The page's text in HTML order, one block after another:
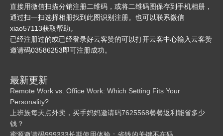
直接用微信扫描分销注册二维码，或将二维码图保存到手机相册，
通过扫一扫选择相册找到此图识别注册。也可以联系微信
xiao57113获取帮助。
已经注册过的或已经登录好云客赞的可以打开云客中心输入云客赞
邀请码03586253即可注册成功。
最新更新
Remote Work vs. Office Work: Which Setting Fits Your
Personality?
上班族每天点外卖，买手妈妈邀请码7625568餐餐返利能省多少
钱？